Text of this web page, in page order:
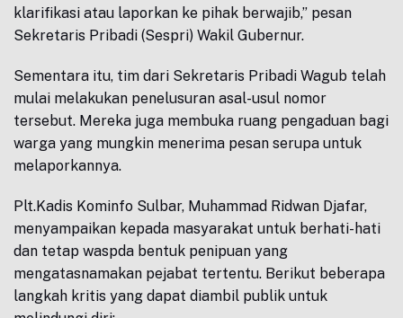
klarifikasi atau laporkan ke pihak berwajib,” pesan
Sekretaris Pribadi (Sespri) Wakil Gubernur.
Sementara itu, tim dari Sekretaris Pribadi Wagub telah
mulai melakukan penelusuran asal-usul nomor
tersebut. Mereka juga membuka ruang pengaduan bagi
warga yang mungkin menerima pesan serupa untuk
melaporkannya.
Plt.Kadis Kominfo Sulbar, Muhammad Ridwan Djafar,
menyampaikan kepada masyarakat untuk berhati-hati
dan tetap waspda bentuk penipuan yang
mengatasnamakan pejabat tertentu. Berikut beberapa
langkah kritis yang dapat diambil publik untuk